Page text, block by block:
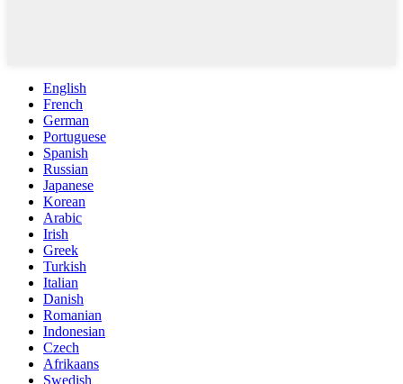
English
French
German
Portuguese
Spanish
Russian
Japanese
Korean
Arabic
Irish
Greek
Turkish
Italian
Danish
Romanian
Indonesian
Czech
Afrikaans
Swedish